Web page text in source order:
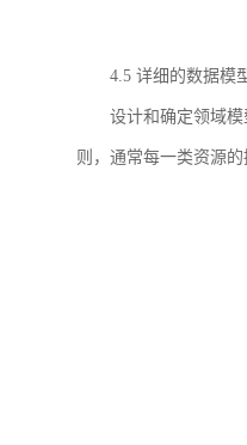
4.5 详细的数据模
设计和确定领域
则，通常每一类资源